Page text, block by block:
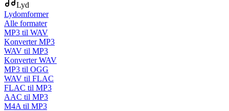
Lyd
Lydomformer
Alle formater
MP3 til WAV
Konverter MP3
WAV til MP3
Konverter WAV
MP3 til OGG
WAV til FLAC
FLAC til MP3
AAC til MP3
M4A til MP3